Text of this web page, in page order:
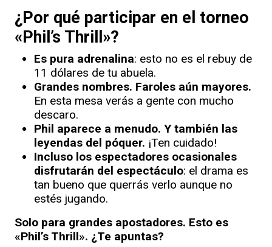
¿Por qué participar en el torneo
«Phil’s Thrill»?
Es pura adrenalina: esto no es el rebuy de
11 dólares de tu abuela.
Grandes nombres. Faroles aún mayores.
En esta mesa verás a gente con mucho
descaro.
Phil aparece a menudo. Y también las
leyendas del póquer. ¡Ten cuidado!
Incluso los espectadores ocasionales
disfrutarán del espectáculo: el drama es
tan bueno que querrás verlo aunque no
estés jugando.
Solo para grandes apostadores. Esto es
«Phil’s Thrill». ¿Te apuntas?